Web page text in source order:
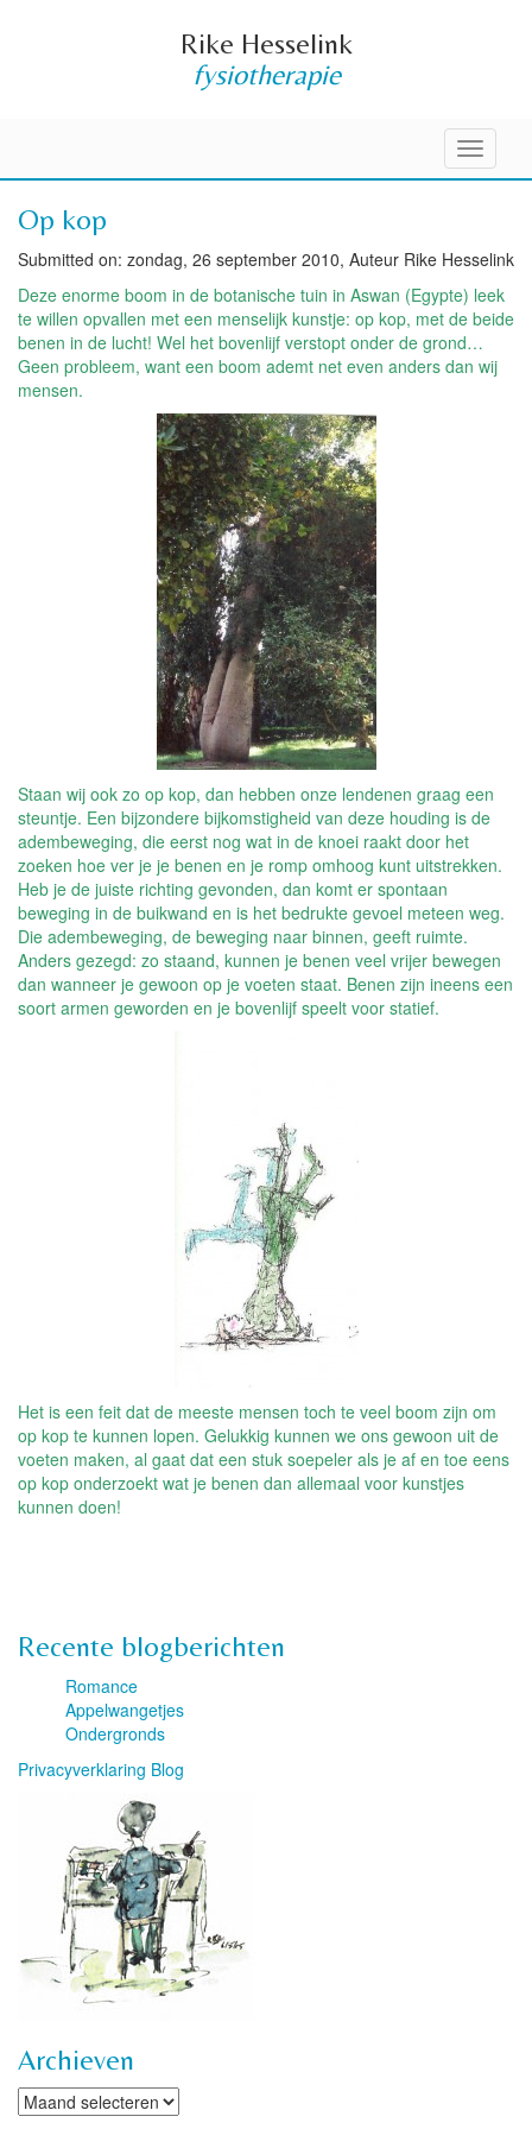
Rike Hesselink
fysiotherapie
Toggle
Op kop
Submitted on: zondag, 26 september 2010, Auteur Rike Hesselink
Deze enorme boom in de botanische tuin in Aswan (Egypte) leek
te willen opvallen met een menselijk kunstje: op kop, met de beide
benen in de lucht! Wel het bovenlijf verstopt onder de grond…
Geen probleem, want een boom ademt net even anders dan wij
mensen.
Staan wij ook zo op kop, dan hebben onze lendenen graag een
steuntje. Een bijzondere bijkomstigheid van deze houding is de
adembeweging, die eerst nog wat in de knoei raakt door het
zoeken hoe ver je je benen en je romp omhoog kunt uitstrekken.
Heb je de juiste richting gevonden, dan komt er spontaan
beweging in de buikwand en is het bedrukte gevoel meteen weg.
Die adembeweging, de beweging naar binnen, geeft ruimte.
Anders gezegd: zo staand, kunnen je benen veel vrijer bewegen
dan wanneer je gewoon op je voeten staat. Benen zijn ineens een
soort armen geworden en je bovenlijf speelt voor statief.
Het is een feit dat de meeste mensen toch te veel boom zijn om
op kop te kunnen lopen. Gelukkig kunnen we ons gewoon uit de
voeten maken, al gaat dat een stuk soepeler als je af en toe eens
op kop onderzoekt wat je benen dan allemaal voor kunstjes
kunnen doen!
Recente blogberichten
Romance
Appelwangetjes
Ondergronds
Privacyverklaring Blog
Archieven
Archieven